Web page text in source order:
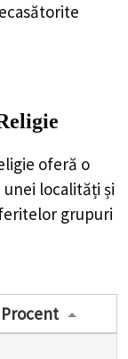
oferă o
localități și
grupuri
Procent